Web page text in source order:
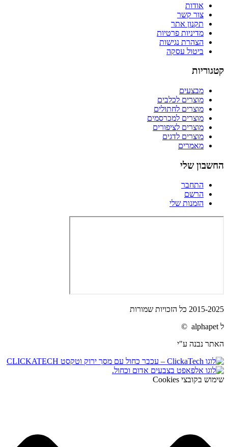
אודות
צור קשר
תקנון אתר
מדיניות פרטיות
הצהרת נגישות
ביטול עסקה
קטגוריות
מבצעים
מוצרים לכלבים
מוצרים לחתולים
מוצרים למכרסמים
מוצרים לציפורים
מוצרים לדגים
מאמרים
החשבון שלי
התחבר
הרשם
הזמנות שלי
2015-2025 כל הזכויות שמורות
ל alphapet ©
האתר נבנה ע"י
שימוש בקובצי Cookies